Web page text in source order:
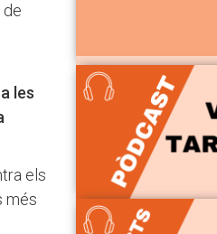
de
les
els
més